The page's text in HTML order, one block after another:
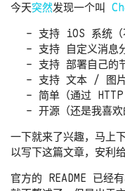
今天突然发现一个叫
支持 iOS 系统（
支持 自定义消息
支持 部署自己的
支持 文本 / 图
简单（通过
开源（还是我喜
一下就来了兴趣，马上
以写下这篇文章，安利
官方的 README 已经